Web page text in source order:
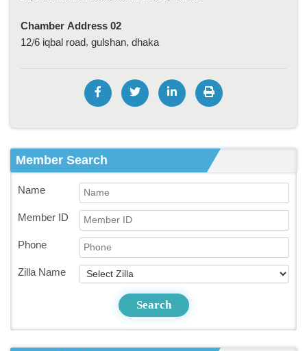
Chamber Address 02
12/6 iqbal road, gulshan, dhaka
Member Search
Name
Member ID
Phone
Zilla Name
Search